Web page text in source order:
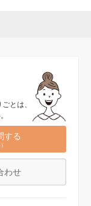
とは、
する
わせ